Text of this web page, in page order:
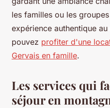
les familles ou les
expérience authentique
pouvez profiter d'une
Gervais en famille.
Les services qui
séjour en